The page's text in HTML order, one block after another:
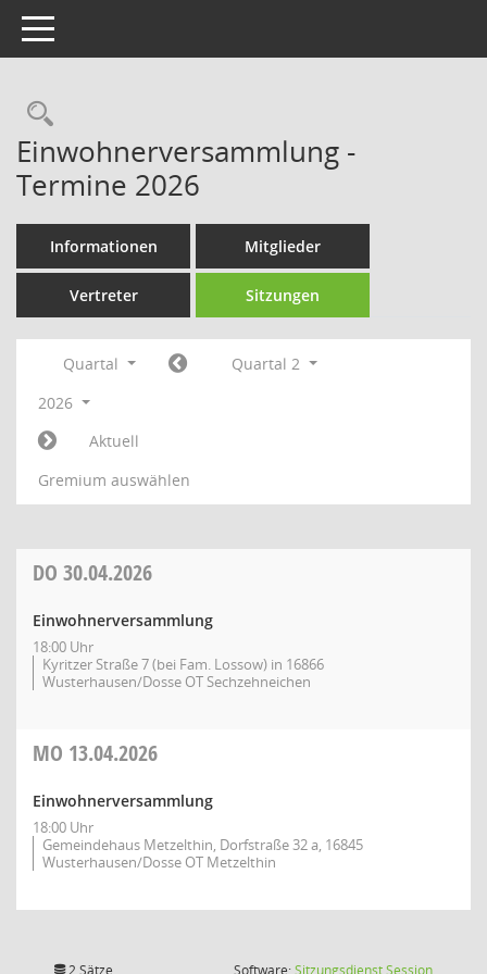
Toggle navigation
Rechercheauswahl
Einwohnerversammlung -
Termine 2026
Informationen Mitglieder
Vertreter Sitzungen
Quartal
Quartal 2
2026
Aktuell
Gremium auswählen
DO 30.04.2026
Einwohnerversammlung
18:00 Uhr
Kyritzer Straße 7 (bei Fam. Lossow) in 16866
Wusterhausen/Dosse OT Sechzehneichen
MO 13.04.2026
Einwohnerversammlung
18:00 Uhr
Gemeindehaus Metzelthin, Dorfstraße 32 a, 16845
Wusterhausen/Dosse OT Metzelthin
2 Sätze Software:SitzungsdienstSession(Wird in